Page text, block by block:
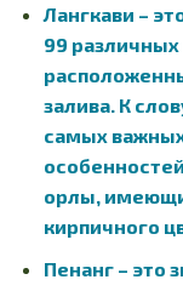
Лангкави –
99 различных
залива. К
самых
орлы,
кирпичного
Пенанг – это